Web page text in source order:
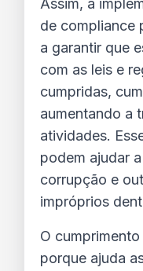
Assim, a
de compliance
a garantir que
com as leis e
cumpridas,
aumentando a
atividades.
podem ajudar
corrupção e
impróprios
O
porque ajuda